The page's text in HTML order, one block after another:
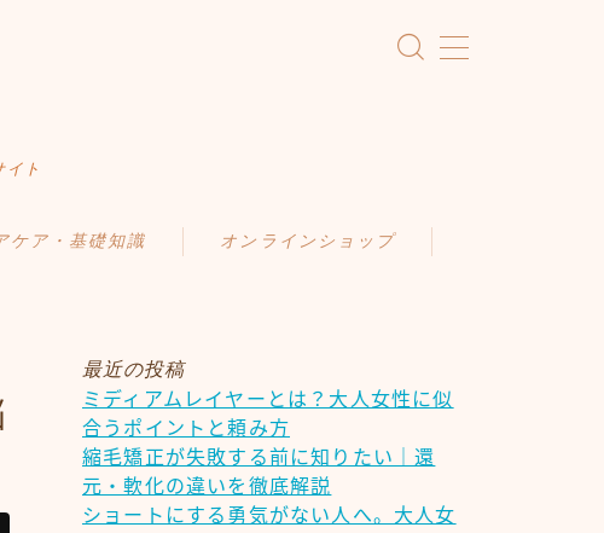
ト
ケア・基礎知識
ヘアケア
オンラインショップ
最近の投稿
ミディアムレイヤーとは？大人女性に似
合うポイントと頼み方
縮毛矯正が失敗する前に知りたい｜還
元・軟化の違いを徹底解説
ショートにする勇気がない人へ。大人女